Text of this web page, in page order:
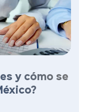
y cómo se